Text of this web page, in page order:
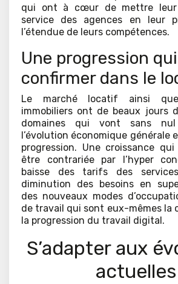
qui ont à cœur de mettre leur
service des agences en leur
l’étendue de leurs compétences.
Une progression
confirmer dans le
Le marché locatif ainsi
immobiliers ont de beaux jours
domaines qui vont sans
l’évolution économique générale
progression. Une croissance
être contrariée par l’hyper
baisse des tarifs des
diminution des besoins en
des nouveaux modes
de travail qui sont eux-mêmes la
la progression du travail digital.
S’adapter aux
actuelles